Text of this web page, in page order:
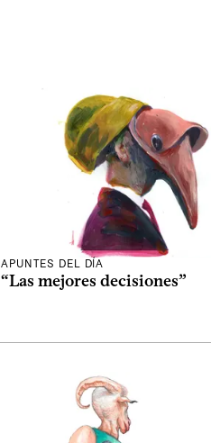
APUNTES DEL DÍA
“Las mejores decisiones”